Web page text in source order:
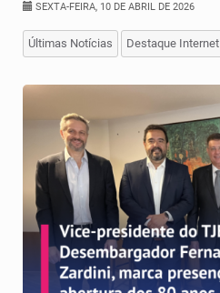
SEXTA-FEIRA, 10 DE ABRIL DE 2026
Últimas Notícias Destaque Internet